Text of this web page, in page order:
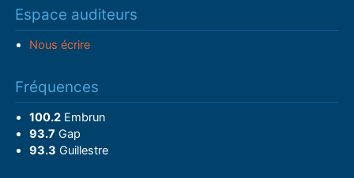
Espace auditeurs
Nous écrire
Fréquences
100.2Embrun
93.7 Gap
93.3 Guillestre